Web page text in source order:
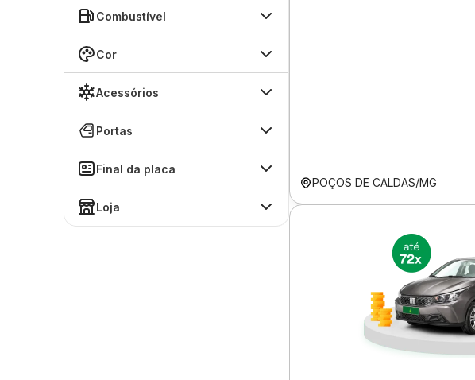
Combustível
Cor
Acessórios
Portas
Final da placa
Loja
POÇOS DE CALDAS/MG